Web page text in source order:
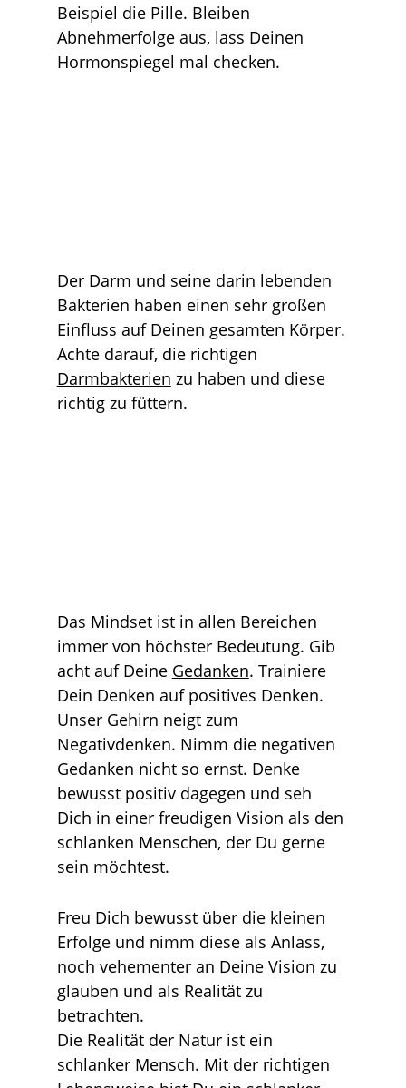
Beispiel die Pille. Bleiben
Abnehmerfolge aus, lass Deinen
Hormonspiegel mal checken.
Der Darm und seine darin lebenden
Bakterien haben einen sehr großen
Einfluss auf Deinen gesamten Körper.
Achte darauf, die richtigen
Darmbakterien zu haben und diese
richtig zu füttern.
Das Mindset ist in allen Bereichen
immer von höchster Bedeutung. Gib
acht auf Deine Gedanken. Trainiere
Dein Denken auf positives Denken.
Unser Gehirn neigt zum
Negativdenken. Nimm die negativen
Gedanken nicht so ernst. Denke
bewusst positiv dagegen und seh
Dich in einer freudigen Vision als den
schlanken Menschen, der Du gerne
sein möchtest.
Freu Dich bewusst über die kleinen
Erfolge und nimm diese als Anlass,
noch vehementer an Deine Vision zu
glauben und als Realität zu
betrachten.
Die Realität der Natur ist ein
schlanker Mensch. Mit der richtigen